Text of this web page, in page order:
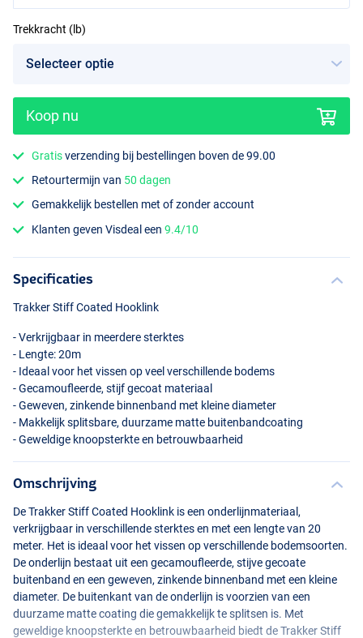
Trekkracht (lb)
Koop nu
Gratisverzending bij bestellingen boven de 99.00
Retourtermijn van 50 dagen
Gemakkelijk bestellen met of zonder account
Klanten geven Visdeal een9.4/10
Specificaties
Trakker Stiff Coated Hooklink
- Verkrijgbaar in meerdere sterktes
- Lengte: 20m
- Ideaal voor het vissen op veel verschillende bodems
- Gecamoufleerde, stijf gecoat materiaal
- Geweven, zinkende binnenband met kleine diameter
- Makkelijk splitsbare, duurzame matte buitenbandcoating
- Geweldige knoopsterkte en betrouwbaarheid
Omschrijving
De Trakker Stiff Coated Hooklink is een onderlijnmateriaal,
verkrijgbaar in verschillende sterktes en met een lengte van 20
meter. Het is ideaal voor het vissen op verschillende bodemsoorten.
De onderlijn bestaat uit een gecamoufleerde, stijve gecoate
buitenband en een geweven, zinkende binnenband met een kleine
diameter. De buitenkant van de onderlijn is voorzien van een
duurzame matte coating die gemakkelijk te splitsen is. Met
geweldige knoopsterkte en betrouwbaarheid biedt de Trakker Stiff